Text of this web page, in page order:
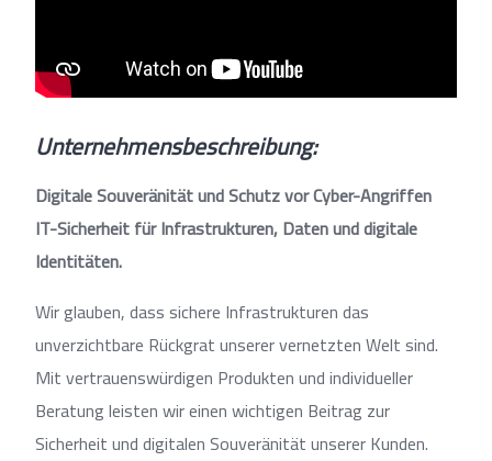
Unternehmensbeschreibung:
Digitale Souveränität und Schutz vor Cyber-Angriffen
IT-Sicherheit für Infrastrukturen, Daten und digitale
Identitäten.
Wir glauben, dass sichere Infrastrukturen das
unverzichtbare Rückgrat unserer vernetzten Welt sind.
Mit vertrauenswürdigen Produkten und individueller
Beratung leisten wir einen wichtigen Beitrag zur
Sicherheit und digitalen Souveränität unserer Kunden.